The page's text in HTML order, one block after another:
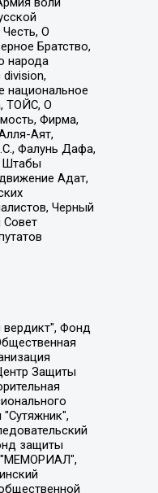
О
Братство,
народа
национальное
ТОЙС, О
Фирма,
Аят,
Фалунь Дафа,
Штабы
Адат,
Черный
Совет
Кимович, Ходорковский Михаил Борисович, Общество с ограниченной ответственностью "Апрельские тезисы", Данилович Ирина Брониславовна, Кашин Олег Владимирович, Петров Николай Владимирович, Пивоваров Алексей Владимирович, Соколов Михаил Владимирович, Цветкова Юлия Владимировна, Чичваркин Евгений Александрович, Комитет против пыток/Команда против пыток, Общество с ограниченной ответственностью "Первый научный", Общество с ограниченной ответственностью "Вертолет и ко", Белоцерковская Вероника Борисовна, Кац Максим Евгеньевич, Лазарева Татьяна Юрьевна, Шаведдинов Руслан Табризович, Яшин Илья Валерьевич, Общество с ограниченной ответственностью "Иноагент ААВ", Алешковский Дмитрий Петрович, Альбац Евгения Марковна, Быков Дмитрий Львович, Галямина Юлия Евгеньевна, Лойко Сергей Леонидович, Мартынов Кирилл Константинович, Медведев Сергей Александрович, Крашенинников Федор Геннадиевич, Гордеева Катерина Вл